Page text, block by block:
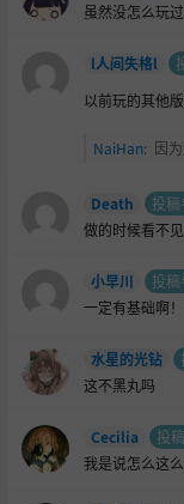
虽然没怎么玩
l人间失格l
以前玩的其他
NaiHan: 因
Death 投
做的时候看不
小早川 投
一定有基础啊！
水星的光钻
这不黑丸吗
Cecilia 投
我是说怎么这